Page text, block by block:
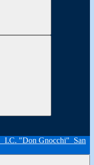
I.C. "Don Gnocchi" San